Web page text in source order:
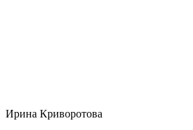
Ирина Криворотова